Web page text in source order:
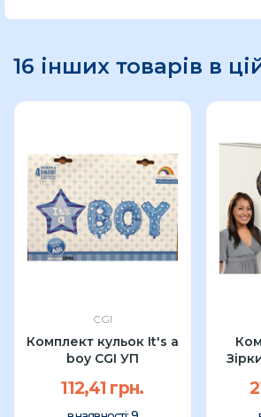
16 інших товарів в
CGI
Комплект кульок It's a
boy CGI УП
112,41 грн.